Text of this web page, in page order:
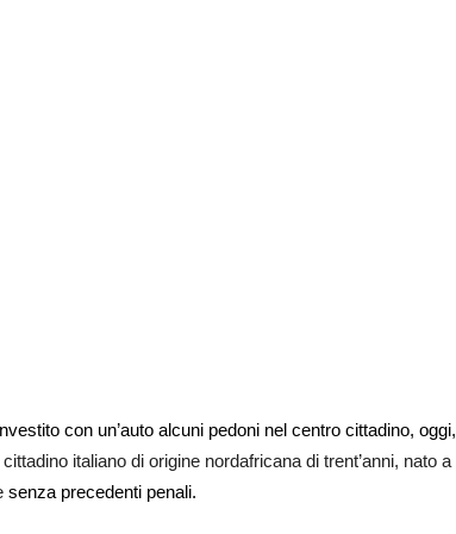
con un’auto alcuni pedoni nel centro cittadino, oggi,
italiano di origine nordafricana di trent’anni, nato a
senza precedenti penali.